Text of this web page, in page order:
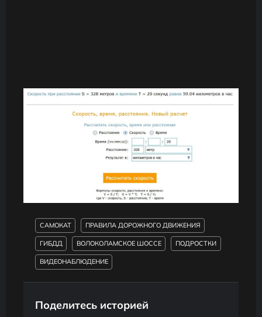
САМОКАТ ПРАВИЛА ДОРОЖНОГО ДВИЖЕНИЯ
ГИБДД ВОЛОКОЛАМСКОЕ ШОССЕ ПОДРОСТКИ
ВИДЕОНАБЛЮДЕНИЕ
Поделитесь историей